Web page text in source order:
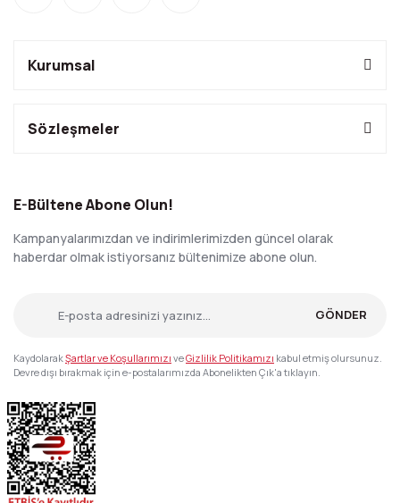
Kurumsal
Sözleşmeler
E-Bültene Abone Olun!
Kampanyalarımızdan ve indirimlerimizden güncel olarak
haberdar olmak istiyorsanız bültenimize abone olun.
GÖNDER
KaydolarakŞartlar ve Koşullarımızı veGizlilik Politikamızı kabul etmiş olursunuz.
Devre dışı bırakmak için e-postalarımızda Abonelikten Çık'a tıklayın.